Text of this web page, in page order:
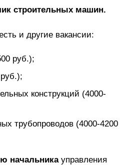
строительных машин.
и другие вакансии:
руб.);
конструкций (4000-
трубопроводов (4000-4200
начальникауправления